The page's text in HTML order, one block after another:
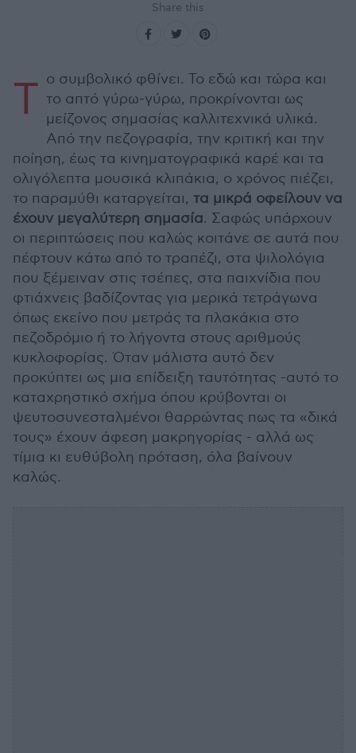
Share this
Τ ο συμβολικό φθίνει. Το εδώ και τώρα και
το απτό γύρω-γύρω, προκρίνονται ως
μείζονος σημασίας καλλιτεχνικά υλικά.
Από την πεζογραφία, την κριτική και την
ποίηση, έως τα κινηματογραφικά καρέ και τα
ολιγόλεπτα μουσικά κλιπάκια, ο χρόνος πιέζει,
το παραμύθι καταργείται, τα μικρά οφείλουν να
έχουν μεγαλύτερη σημασία. Σαφώς υπάρχουν
οι περιπτώσεις που καλώς κοιτάνε σε αυτά που
πέφτουν κάτω από το τραπέζι, στα ψιλολόγια
που ξέμειναν στις τσέπες, στα παιχνίδια που
φτιάχνεις βαδίζοντας για μερικά τετράγωνα
όπως εκείνο που μετράς τα πλακάκια στο
πεζοδρόμιο ή το λήγοντα στους αριθμούς
κυκλοφορίας. Όταν μάλιστα αυτό δεν
προκύπτει ως μια επίδειξη ταυτότητας -αυτό το
καταχρηστικό σχήμα όπου κρύβονται οι
ψευτοσυνεσταλμένοι θαρρώντας πως τα «δικά
τους» έχουν άφεση μακρηγορίας - αλλά ως
τίμια κι ευθύβολη πρόταση, όλα βαίνουν
καλώς.